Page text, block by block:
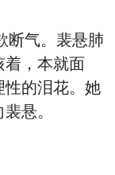
气。裴悬肺
着，本就面
性的泪花。她
悬。